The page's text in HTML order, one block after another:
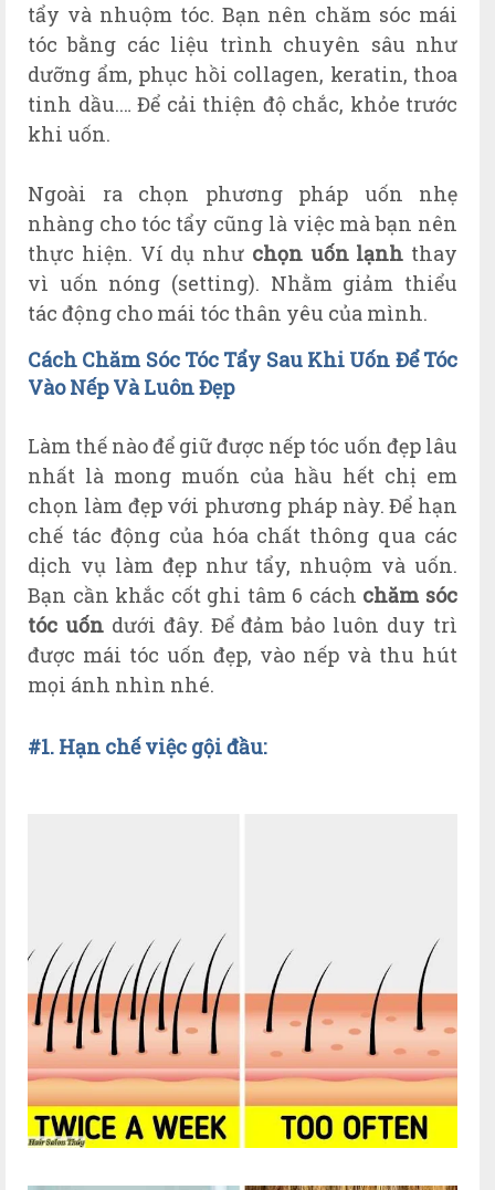
tẩy và nhuộm tóc. Bạn nên chăm sóc mái
tóc bằng các liệu trình chuyên sâu như
dưỡng ẩm, phục hồi collagen, keratin, thoa
tinh dầu.… Để cải thiện độ chắc, khỏe trước
khi uốn.
Ngoài ra chọn phương pháp uốn nhẹ
nhàng cho tóc tẩy cũng là việc mà bạn nên
thực hiện. Ví dụ như chọn uốn lạnh thay
vì uốn nóng (setting). Nhằm giảm thiểu
tác động cho mái tóc thân yêu của mình.
Cách Chăm Sóc Tóc Tẩy Sau Khi Uốn Để Tóc
Vào Nếp Và Luôn Đẹp
Làm thế nào để giữ được nếp tóc uốn đẹp lâu
nhất là mong muốn của hầu hết chị em
chọn làm đẹp với phương pháp này. Để hạn
chế tác động của hóa chất thông qua các
dịch vụ làm đẹp như tẩy, nhuộm và uốn.
Bạn cần khắc cốt ghi tâm 6 cách chăm sóc
tóc uốndưới đây. Để đảm bảo luôn duy trì
được mái tóc uốn đẹp, vào nếp và thu hút
mọi ánh nhìn nhé.
#1. Hạn chế việc gội đầu: